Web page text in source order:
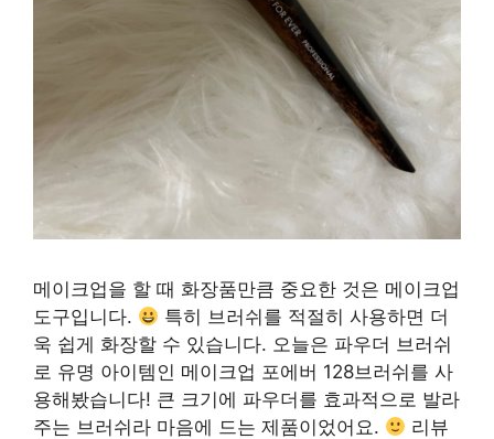
메이크업을 할 때 화장품만큼 중요한 것은 메이크업
도구입니다.
특히 브러쉬를 적절히 사용하면 더
욱 쉽게 화장할 수 있습니다. 오늘은 파우더 브러쉬
로 유명 아이템인 메이크업 포에버 128브러쉬를 사
용해봤습니다! 큰 크기에 파우더를 효과적으로 발라
주는 브러쉬라 마음에 드는 제품이었어요.
리뷰